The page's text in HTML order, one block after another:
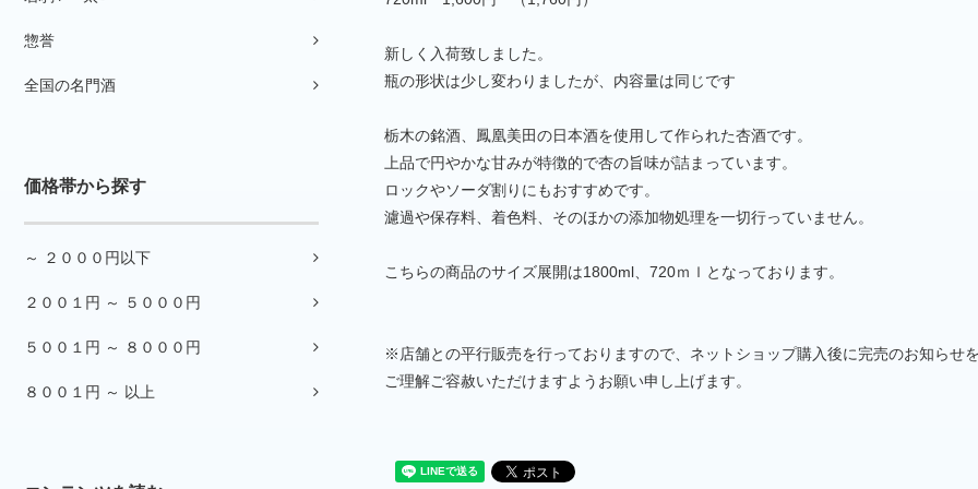
惣誉
全国の名門酒
価格帯から探す
～ ２０００円以下
２００１円 ～ ５０００円
５００１円 ～ ８０００円
８００１円 ～ 以上
新しく入荷致しました。
瓶の形状は少し変わりましたが、内容量は同じです
栃木の銘酒、鳳凰美田の日本酒を使用して作られた杏酒です。
上品で円やかな甘みが特徴的で杏の旨味が詰まっています。
ロックやソーダ割りにもおすすめです。
濾過や保存料、着色料、そのほかの添加物処理を一切行っていません。
こちらの商品のサイズ展開は1800ml、720ｍｌとなっております。
※店舗との平行販売を行っておりますので、ネットショップ購入後に完売のお知らせ
ご理解ご容赦いただけますようお願い申し上げます。